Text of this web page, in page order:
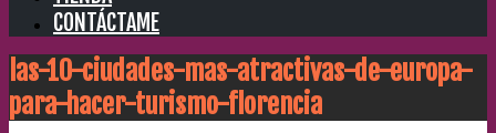
CONTÁCTAME
las-10-ciudades-mas-atractivas-de-europa-
para-hacer-turismo-florencia